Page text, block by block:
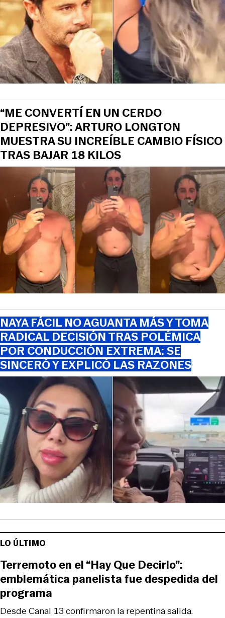
“ME CONVERTÍ EN UN CERDO
DEPRESIVO”: ARTURO LONGTON
MUESTRA SU INCREÍBLE CAMBIO FÍSICO
TRAS BAJAR 18 KILOS
NAYA FÁCIL NO AGUANTA MÁS Y TOMA
RADICAL DECISIÓN TRAS POLÉMICA
POR CONDUCCIÓN EXTREMA: SE
SINCERÓ Y EXPLICÓ LAS RAZONES
LO ÚLTIMO
Desde Canal 13 confirmaron la repentina salida.
Terremoto en el “Hay Que Decirlo”:
emblemática panelista fue despedida del
programa